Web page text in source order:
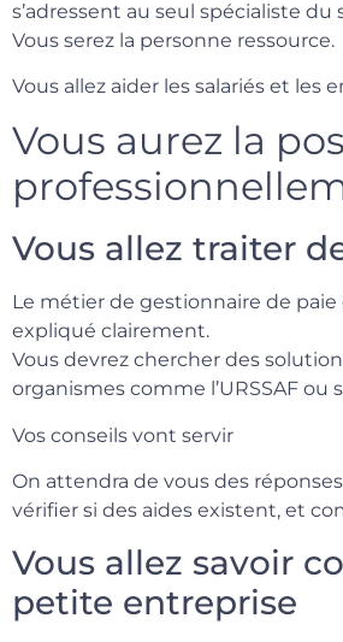
s’adressent au seul spécialiste
Vous serez la personne ressource.
Vous allez aider les salariés et les
Vous aurez la
Vous allez traiter
Le métier de gestionnaire de
expliqué clairement.
Vous devrez chercher des
organismes comme l’URSSAF ou
Vos conseils vont servir
On attendra de vous des
vérifier si des aides existent, et
Vous allez savoir
petite entreprise